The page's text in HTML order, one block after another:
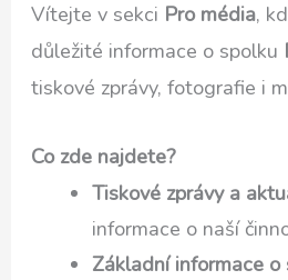
Vítejte v sekci Pro média,
důležité informace o spolku
tiskové zprávy, fotografie i
Co zde najdete?
Tiskové zprávy a
informace o naší
Základní informace o